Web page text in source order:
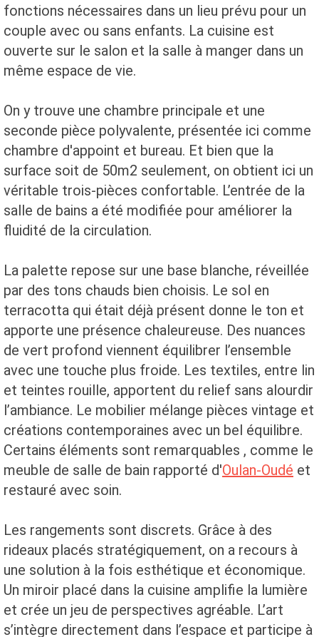
fonctions nécessaires dans un lieu prévu pour un
couple avec ou sans enfants. La cuisine est
ouverte sur le salon et la salle à manger dans un
même espace de vie.
On y trouve une chambre principale et une
seconde pièce polyvalente, présentée ici comme
chambre d'appoint et bureau. Et bien que la
surface soit de 50m2 seulement, on obtient ici un
véritable trois-pièces confortable. L’entrée de la
salle de bains a été modifiée pour améliorer la
fluidité de la circulation.
La palette repose sur une base blanche, réveillée
par des tons chauds bien choisis. Le sol en
terracotta qui était déjà présent donne le ton et
apporte une présence chaleureuse. Des nuances
de vert profond viennent équilibrer l’ensemble
avec une touche plus froide. Les textiles, entre lin
et teintes rouille, apportent du relief sans alourdir
l’ambiance. Le mobilier mélange pièces vintage et
créations contemporaines avec un bel équilibre.
Certains éléments sont remarquables , comme le
meuble de salle de bain rapporté d'Oulan-Oudé et
restauré avec soin.
Les rangements sont discrets. Grâce à des
rideaux placés stratégiquement, on a recours à
une solution à la fois esthétique et économique.
Un miroir placé dans la cuisine amplifie la lumière
et crée un jeu de perspectives agréable. L’art
s’intègre directement dans l’espace et participe à